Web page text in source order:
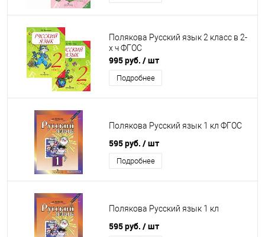
Полякова Русский язык 2 класс в 2-
х ч ФГОС
995 руб. / шт
Подробнее
Полякова Русский язык 1 кл ФГОС
595 руб. / шт
Подробнее
Полякова Русский язык 1 кл
595 руб. / шт